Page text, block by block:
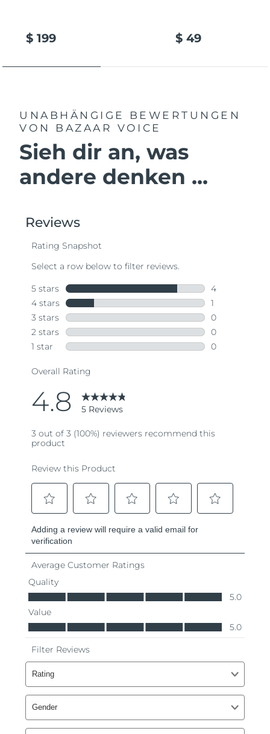
$ 199 $ 49
UNABHÄNGIGE BEWERTUNGEN
VON BAZAAR VOICE
Sieh dir an, was
andere denken ...